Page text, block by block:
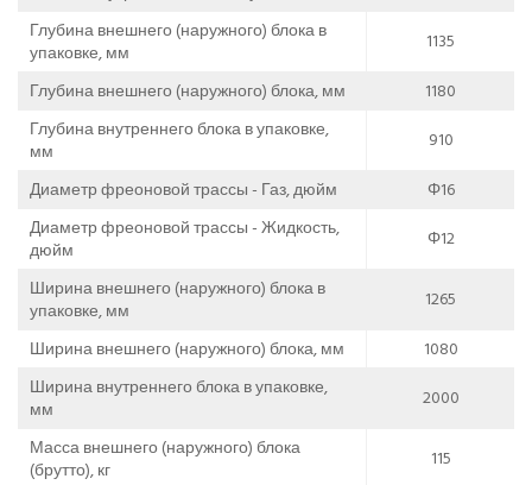
Глубина внешнего (наружного) блока в
упаковке, мм
1135
Глубина внешнего (наружного) блока, мм
1180
Глубина внутреннего блока в упаковке,
мм
910
Диаметр фреоновой трассы - Газ, дюйм
Φ16
Диаметр фреоновой трассы - Жидкость,
дюйм
Φ12
Ширина внешнего (наружного) блока в
упаковке, мм
1265
Ширина внешнего (наружного) блока, мм
1080
Ширина внутреннего блока в упаковке,
мм
2000
Масса внешнего (наружного) блока
(брутто), кг
115